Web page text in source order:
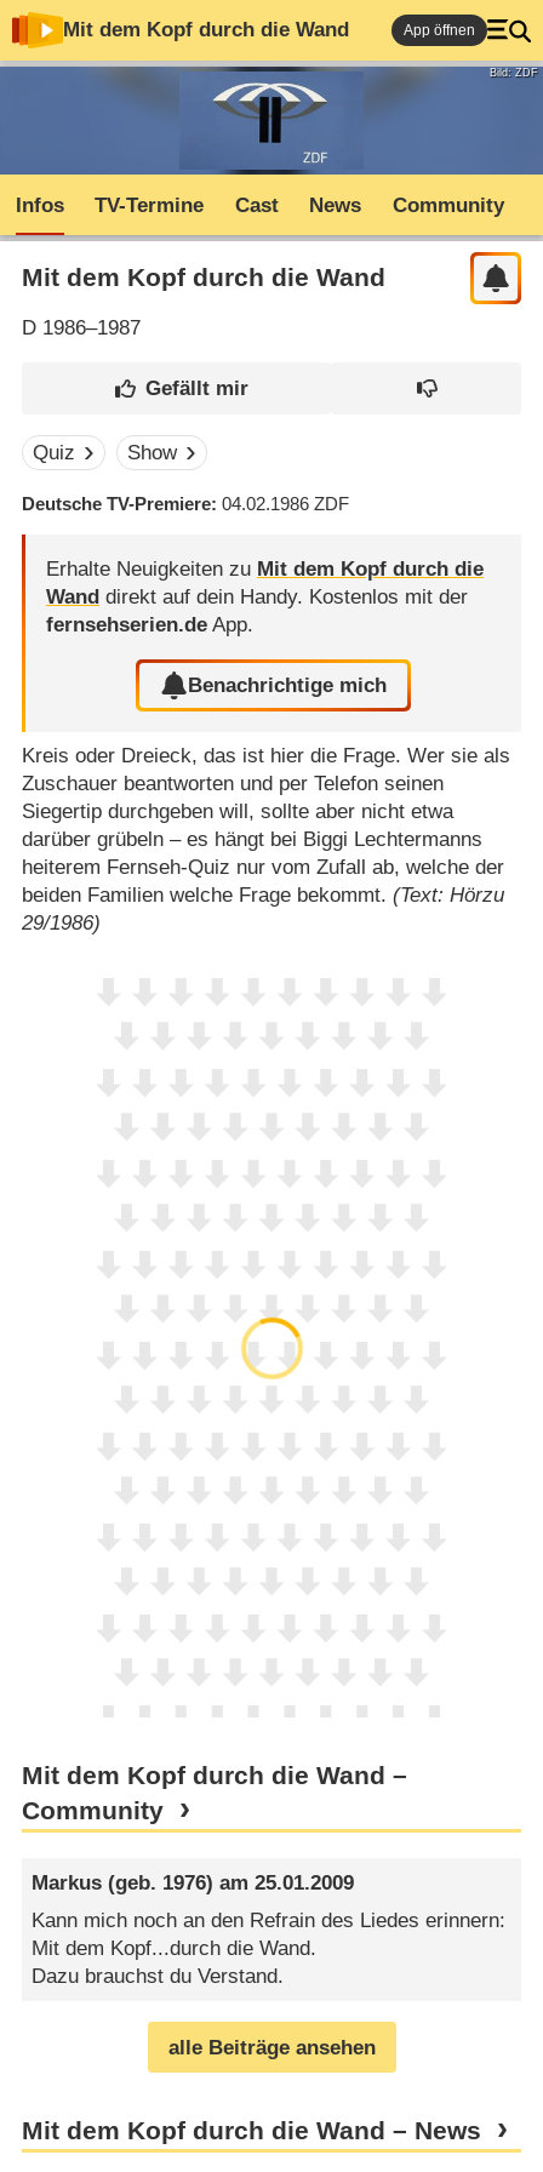
Mit dem Kopf durch die Wand App öffnen
Bild: ZDF
Infos TV-Termine Cast News Community
Mit dem Kopf durch die Wand
D1986–1987
Quiz Show
Deutsche TV-Premiere 04.02.1986 ZDF
Erhalte Neuigkeiten zu Mit dem Kopf durch die
Wand direkt auf dein Handy. Kostenlos mit der
fernsehserien.deApp.
Benachrichtige mich
Kreis oder Dreieck, das ist hier die Frage. Wer sie als
Zuschauer beantworten und per Telefon seinen
Siegertip durchgeben will, sollte aber nicht etwa
darüber grübeln – es hängt bei Biggi Lechtermanns
heiterem Fernseh-Quiz nur vom Zufall ab, welche der
beiden Familien welche Frage bekommt. (Text: Hörzu
29/1986)
Mit dem Kopf durch die Wand –
Community
Markus (geb. 1976) am25.01.2009
Kann mich noch an den Refrain des Liedes erinnern:
Mit dem Kopf...durch die Wand.
Dazu brauchst du Verstand.
alle Beiträge ansehen
Mit dem Kopf durch die Wand – News